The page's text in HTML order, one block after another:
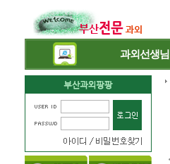
과외선생님